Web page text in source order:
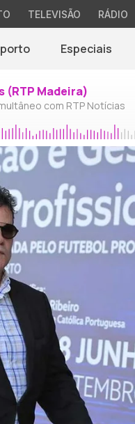
TELEVISÃO RÁDIO
Especiais
(RTP Madeira)
com RTP Notícias